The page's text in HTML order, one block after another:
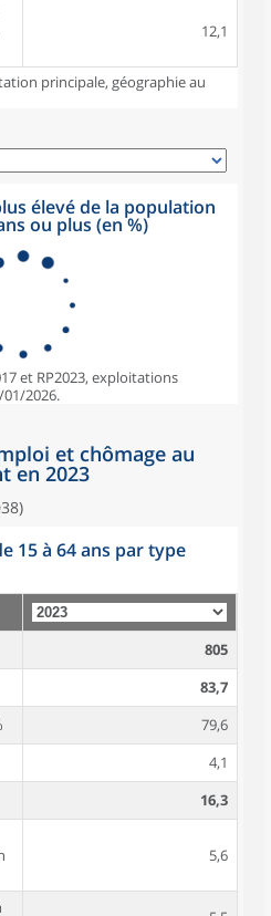
12,1
principale, géographie au
élevé de la population
ou plus (en %)
et RP2023, exploitations
2026.
et chômage au
en 2023
15 à 64 ans par type
805
83,7
79,6
4,1
16,3
5,6